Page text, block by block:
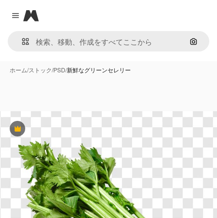
Close menu
Magnific
画像で
ホーム/ストック/PSD/新鮮なグリーンセレリー
Premium